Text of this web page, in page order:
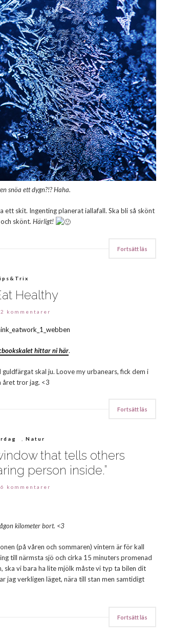
snöa ett dygn?!? Haha.
ett skit. Ingenting planerat iallafall. Ska bli så skönt
skönt. Härligt!
Fortsätt läs
Healthy
2 kommentarer
hittar ni här.
skal ju. Loove my urbanears, fick dem i
tror jag. <3
Fortsätt läs
Natur
that tells others
person inside.”
6 kommentarer
kilometer bort. <3
(på våren och sommaren) vintern är för kall
till närmsta sjö och cirka 15 minuters promenad
ska vi bara ha lite mjölk måste vi typ ta bilen dit
jag verkligen läget, nära till stan men samtidigt
Fortsätt läs